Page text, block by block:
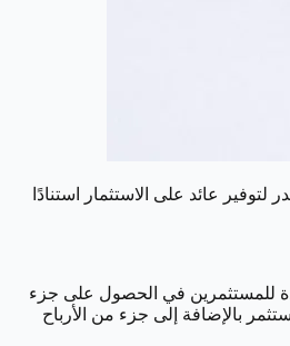
عائد على الاستثمار استنادًا
للمستثمرين في الحصول على جزء
بالإضافة إلى جزء من الأرباح